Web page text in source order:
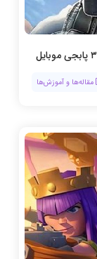
مقاله‌ها و آموزش‌ها